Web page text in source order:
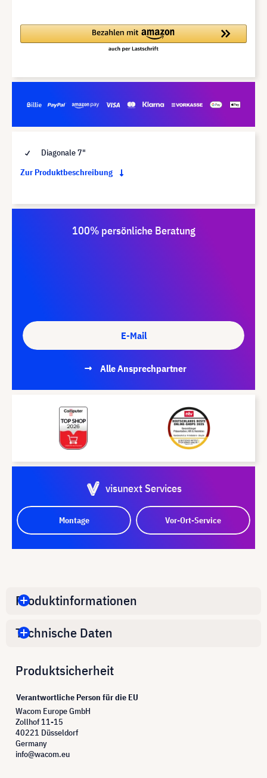
Diagonale 7"
Zur Produktbeschreibung
100% persönliche Beratung
E-Mail
Alle Ansprechpartner
visunext Services
Montage Vor-Ort-Service
Produktinformationen
Technische Daten
Produktsicherheit
Verantwortliche Person für die EU
Wacom Europe GmbH
Zollhof 11-15
40221 Düsseldorf
Germany
info@wacom.eu